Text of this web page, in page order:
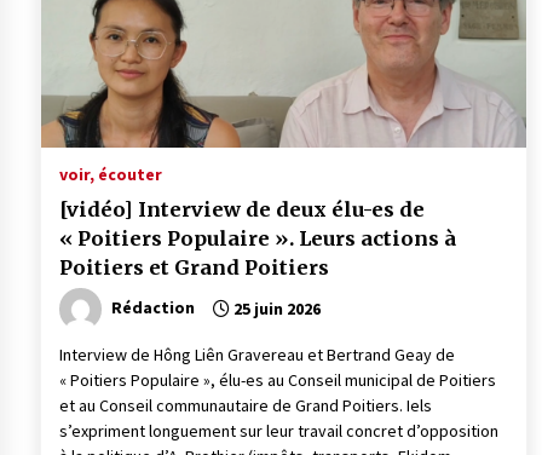
voir, écouter
[vidéo] Interview de deux élu-es de
« Poitiers Populaire ». Leurs actions à
Poitiers et Grand Poitiers
Rédaction 25 juin 2026
Interview de Hông Liên Gravereau et Bertrand Geay de
« Poitiers Populaire », élu-es au Conseil municipal de Poitiers
et au Conseil communautaire de Grand Poitiers. Iels
s’expriment longuement sur leur travail concret d’opposition